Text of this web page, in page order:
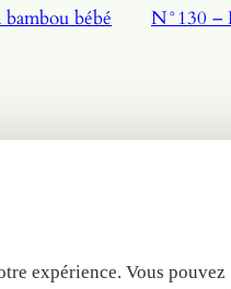
part Panda bambou bébé N°130 –
expérience. Vous pouvez